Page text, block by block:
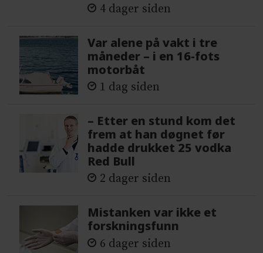
4 dager siden
Var alene på vakt i tre
måneder – i en 16-fots
motorbåt
1 dag siden
– Etter en stund kom det
frem at han døgnet før
hadde drukket 25 vodka
Red Bull
2 dager siden
Mistanken var ikke et
forskningsfunn
6 dager siden